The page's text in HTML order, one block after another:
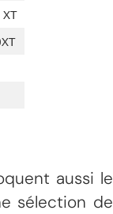
aussi le
sélection de